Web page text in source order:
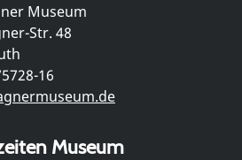
Museum
Str. 48
16
Museum